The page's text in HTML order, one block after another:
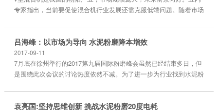
专家指出，当前要促使混合机行业发展还需克服低端问题。随着市场
吕海峰：以市场为导向 水泥粉磨降本增效
2017-09-11
7月底在徐州举行的2017第九届国际粉磨峰会虽然已经结束多日，但
是围绕此次会议的讨论热度依然不减。为了进一步为行业找到水泥粉
袁亮国:坚持思维创新 挑战水泥粉磨20度电耗